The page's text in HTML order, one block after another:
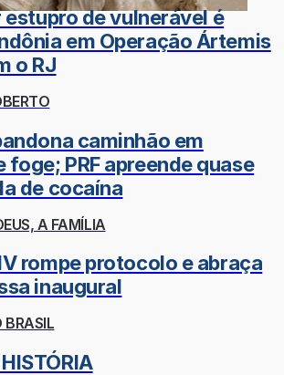
de vulnerável é
em Operação Ártemis
o RJ
caminhão em
PRF apreende quase
de cocaína
A FAMÍLIA
rompe protocolo e abraça
inaugural
BRASIL